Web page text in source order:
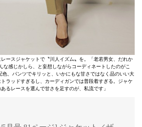
ースジャケットで〝川人イズム〟を。「老若男女、だれか
な感じかしら、と妄想しながらコーディネートしたのがこ
、パンツでキリッと、いかにもな甘さではなく品のいい大
ラッドすぎるし、カーディガンでは普段着すぎる。ジャケ
るレースを選んで甘さを足すのが、私流です」